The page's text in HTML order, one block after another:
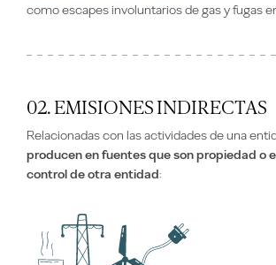
como escapes involuntarios de gas y fugas
02. EMISIONES INDIRECTAS
Relacionadas con las actividades de una
producen en fuentes que son propiedad o
control de otra entidad: